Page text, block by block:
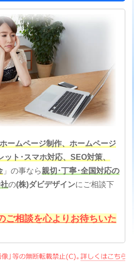
ームページ制作、ホームページ
ット･スマホ対応、SEO対策、
」の事なら親切･丁寧･全国対応の
の(株)ダビデザインにご相談下
ご相談を心よりお待ちいた